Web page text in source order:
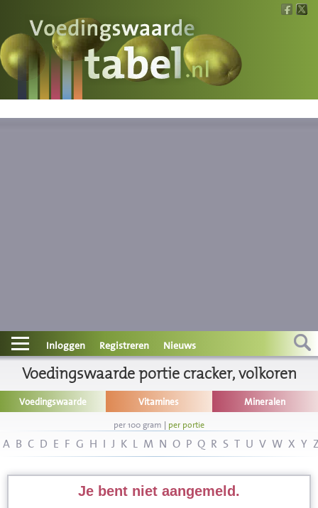
Voedingswaarde
Wat is wat?
Contact
Informatie
Disclaimer
Inloggen Registreren Nieuws
Voedingswaarde portie cracker, volkoren
Voedingswaarde Vitamines Mineralen
per 100 gram | per portie
A B C D E F G H I J K L M N O P Q R S T U V W X Y
Je bent niet aangemeld.